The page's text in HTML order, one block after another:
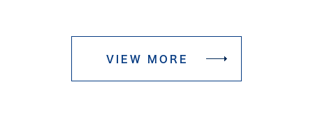
VIEW MORE